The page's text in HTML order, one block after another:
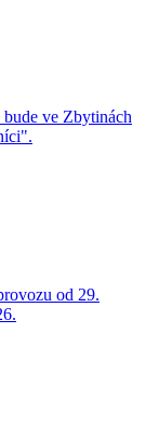
ve Zbytinách
od 29.